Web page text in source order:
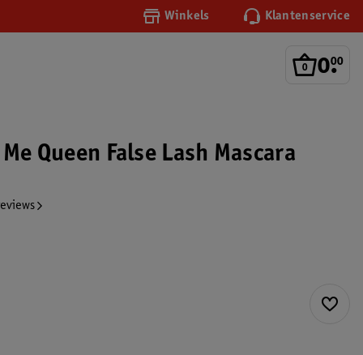
Winkels Klantenservice
0.
00
Queen False Lash Mascara